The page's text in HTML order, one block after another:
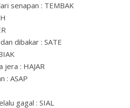
senapan : TEMBAK
dibakar : SATE
jera : HAJAR
: ASAP
gagal : SIAL